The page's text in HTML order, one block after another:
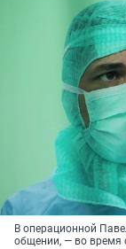
В операционной
общении, — во время